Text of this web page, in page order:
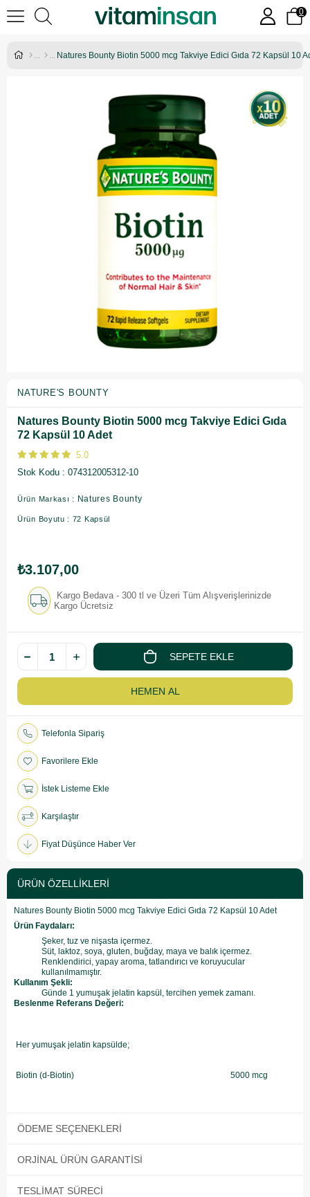
0
Natures Bounty Biotin 5000 mcg Takviye Edici Gıda 72 Kapsül 10
NATURE'S BOUNTY
Natures Bounty Biotin 5000 mcg Takviye Edici Gıda
72 Kapsül 10 Adet
5.0
Stok Kodu
074312005312-10
Ürün Markası : Natures Bounty
Ürün Boyutu : 72 Kapsül
₺3.107,00
Kargo Bedava - 300 tl ve Üzeri Tüm Alışverişlerinizde
Kargo Ücretsiz
Telefonla Sipariş
Favorilere Ekle
İstek Listeme Ekle
Karşılaştır
Fiyat Düşünce Haber Ver
ÜRÜN ÖZELLIKLERI
Natures Bounty Biotin 5000 mcg Takviye Edici Gıda 72 Kapsül 10 Adet
Ürün Faydaları:
Şeker, tuz ve nişasta içermez.
Süt, laktoz, soya, gluten, buğday, maya ve balık içermez.
Renklendirici, yapay aroma, tatlandırıcı ve koruyucular
kullanılmamıştır.
Kullanım Şekli:
Günde 1 yumuşak jelatin kapsül, tercihen yemek zamanı.
Beslenme Referans Değeri:
Her yumuşak jelatin kapsülde;
Biotin (d-Biotin) 5000 mcg
ÖDEME SEÇENEKLERI
ORJINAL ÜRÜN GARANTISI
TESLIMAT SÜRECI